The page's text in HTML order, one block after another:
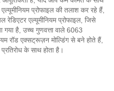
प्रोफाइल की तलाश कर रहे हैं,
रेडिएटर एल्यूमीनियम प्रोफाइल, जिसे
गया है, उच्च गुणवत्ता वाले 6063
रॉड एक्सट्रूज़न मोल्डिंग से बने होते हैं,
के साथ होता है।